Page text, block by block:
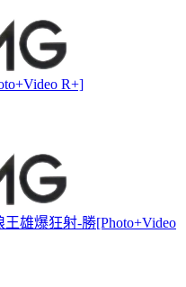
R+]
雄爆狂射-勝[Photo+Video